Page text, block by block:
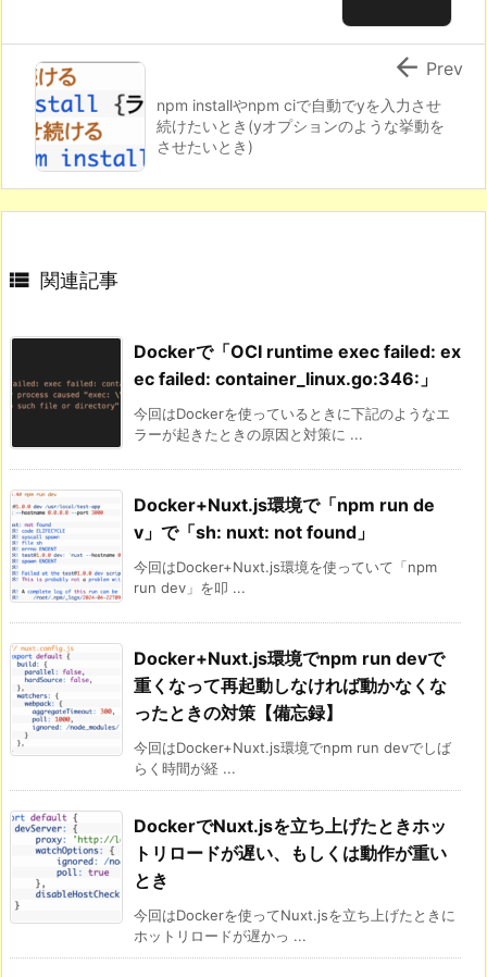
npm installやnpm ciで自動でyを入力させ
続けたいとき(yオプションのような挙動を
させたいとき)
 Prev
 関連記事
Dockerで「OCI runtime exec failed: ex
ec failed: container_linux.go:346:」
今回はDockerを使っているときに下記のようなエ
ラーが起きたときの原因と対策に ...
Docker+Nuxt.js環境で「npm run de
v」で「sh: nuxt: not found」
今回はDocker+Nuxt.js環境を使っていて「npm
run dev」を叩 ...
Docker+Nuxt.js環境でnpm run devで
重くなって再起動しなければ動かなくな
ったときの対策【備忘録】
今回はDocker+Nuxt.js環境でnpm run devでしば
らく時間が経 ...
DockerでNuxt.jsを立ち上げたときホッ
トリロードが遅い、もしくは動作が重い
とき
今回はDockerを使ってNuxt.jsを立ち上げたときに
ホットリロードが遅かっ ...